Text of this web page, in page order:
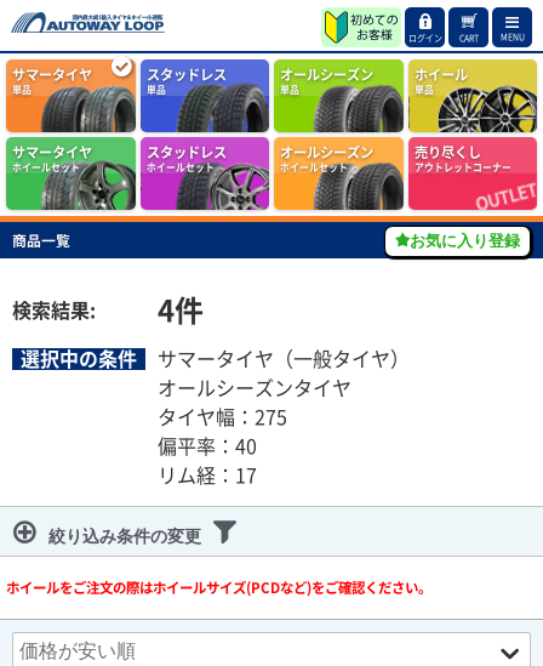
ログイン CART MENU
サマータイヤ
単品
スタッドレス
単品
オールシーズン
単品
ホイール
単品
サマータイヤ
ホイールセット
スタッドレス
ホイールセット
オールシーズン
ホイールセット
売り尽くし
アウトレットコーナー
商品一覧
検索結果: 4件
選択中の条件
サマータイヤ（一般タイヤ）
オールシーズンタイヤ
タイヤ幅：275
偏平率：40
リム経：17
絞り込み条件の変更
ホイールをご注文の際はホイールサイズ(PCDなど)をご確認ください。
お気に入り登録